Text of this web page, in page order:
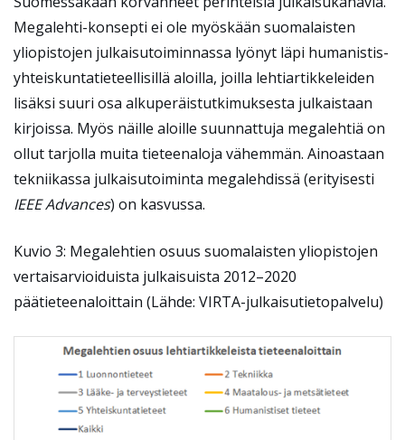
Megalehti-konsepti ei ole myöskään suomalaisten
yliopistojen julkaisutoiminnassa lyönyt läpi humanistis-
yhteiskuntatieteellisillä aloilla, joilla lehtiartikkeleiden
lisäksi suuri osa alkuperäistutkimuksesta julkaistaan
kirjoissa. Myös näille aloille suunnattuja megalehtiä on
ollut tarjolla muita tieteenaloja vähemmän. Ainoastaan
tekniikassa julkaisutoiminta megalehdissä (erityisesti
IEEE Advances) on kasvussa.
Kuvio 3: Megalehtien osuus suomalaisten yliopistojen
vertaisarvioiduista julkaisuista 2012–2020
päätieteenaloittain (Lähde: VIRTA-julkaisutietopalvelu)